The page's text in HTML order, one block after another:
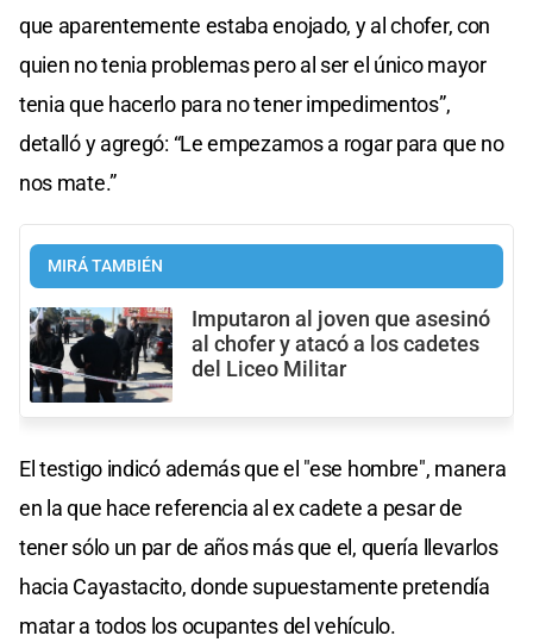
que aparentemente estaba enojado, y al chofer, con
quien no tenia problemas pero al ser el único mayor
tenia que hacerlo para no tener impedimentos”,
detalló y agregó: “Le empezamos a rogar para que no
nos mate.”
MIRÁ TAMBIÉN
Imputaron al joven que asesinó
al chofer y atacó a los cadetes
del Liceo Militar
El testigo indicó además que el "ese hombre", manera
en la que hace referencia al ex cadete a pesar de
tener sólo un par de años más que el, quería llevarlos
hacia Cayastacito, donde supuestamente pretendía
matar a todos los ocupantes del vehículo.